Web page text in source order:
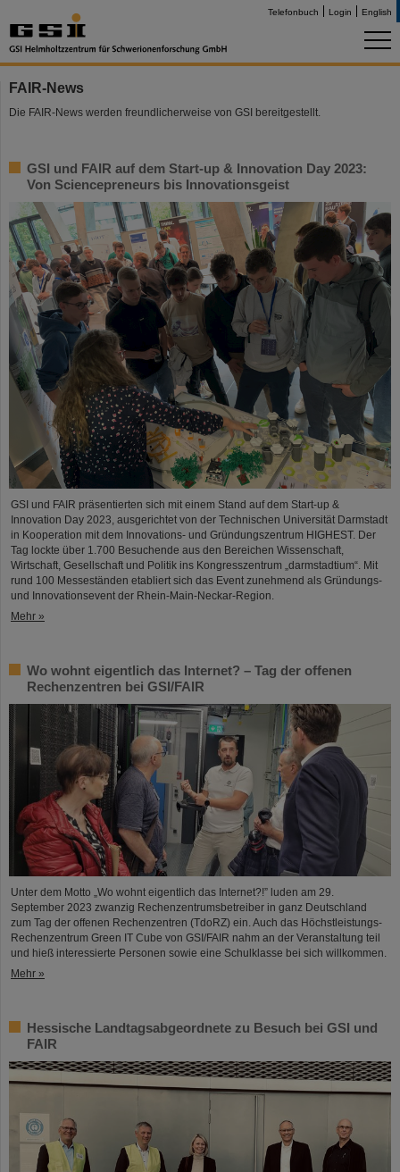
Telefonbuch Login English
FAIR-News
Die FAIR-News werden freundlicherweise von GSI bereitgestellt.
GSI und FAIR auf dem Start-up & Innovation Day 2023:
Von Sciencepreneurs bis Innovationsgeist
GSI und FAIR präsentierten sich mit einem Stand auf dem Start-up &
Innovation Day 2023, ausgerichtet von der Technischen Universität Darmstadt
in Kooperation mit dem Innovations- und Gründungszentrum HIGHEST. Der
Tag lockte über 1.700 Besuchende aus den Bereichen Wissenschaft,
Wirtschaft, Gesellschaft und Politik ins Kongresszentrum „darmstadtium“. Mit
rund 100 Messeständen etabliert sich das Event zunehmend als Gründungs-
und Innovationsevent der Rhein-Main-Neckar-Region.
Mehr »
Wo wohnt eigentlich das Internet? – Tag der offenen
Rechenzentren bei GSI/FAIR
Unter dem Motto „Wo wohnt eigentlich das Internet?!” luden am 29.
September 2023 zwanzig Rechenzentrumsbetreiber in ganz Deutschland
zum Tag der offenen Rechenzentren (TdoRZ) ein. Auch das Höchstleistungs-
Rechenzentrum Green IT Cube von GSI/FAIR nahm an der Veranstaltung teil
und hieß interessierte Personen sowie eine Schulklasse bei sich willkommen.
Mehr »
Hessische Landtagsabgeordnete zu Besuch bei GSI und
FAIR